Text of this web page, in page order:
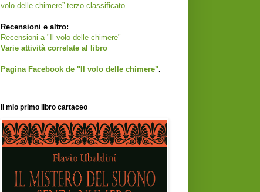
volo delle chimere” terzo classificato
Recensioni e altro:
Recensioni a "Il volo delle chimere"
Varie attività correlate al libro
Pagina Facebook de "Il volo delle chimere".
Il mio primo libro cartaceo